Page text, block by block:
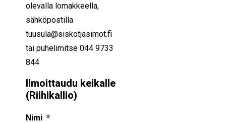
olevalla lomakkeella,
sähköpostilla
tuusula@siskotjasimot.fi
tai puhelimitse 044 9733
844
Ilmoittaudu keikalle
(Riihikallio)
Nimi *